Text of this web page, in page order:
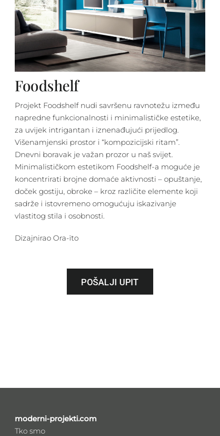
Foodshelf
Projekt Foodshelf nudi savršenu ravnotežu između
napredne funkcionalnosti i minimalističke estetike,
za uvijek intrigantan i iznenađujući prijedlog.
Višenamjenski prostor i “kompozicijski ritam”.
Dnevni boravak je važan prozor u naš svijet.
Minimalističkom estetikom Foodshelf-a moguće je
koncentrirati brojne domaće aktivnosti – opuštanje,
doček gostiju, obroke – kroz različite elemente koji
sadrže i istovremeno omogućuju iskazivanje
vlastitog stila i osobnosti.
Dizajnirao Ora-ïto
POŠALJI UPIT
moderni-projekti.com
Tko smo